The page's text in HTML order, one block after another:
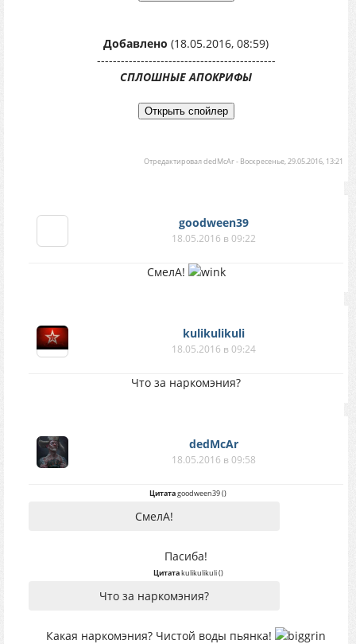
Добавлено (18.05.2016, 08:59)
---------------------------------------------
СПЛОШНЫЕ АПОКРИФЫ
ОтредактировалdedMcAr- Воскресенье, 29.05.2016, 13:21
goodween39
18.05.2016 в 09:22
СмелА!
kulikulikuli
18.05.2016 в 09:24
Что за наркомэния?
dedMcAr
18.05.2016 в 09:58
Цитатаgoodween39()
СмелА!
Пасиба!
Цитатаkulikulikuli()
Что за наркомэния?
Какая наркомэния? Чистой воды пьянка!